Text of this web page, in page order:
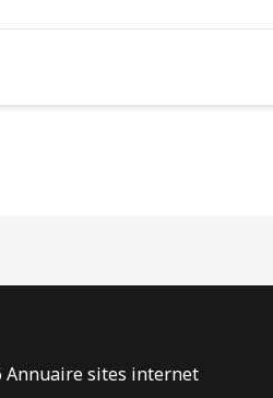
Annuaire sites internet